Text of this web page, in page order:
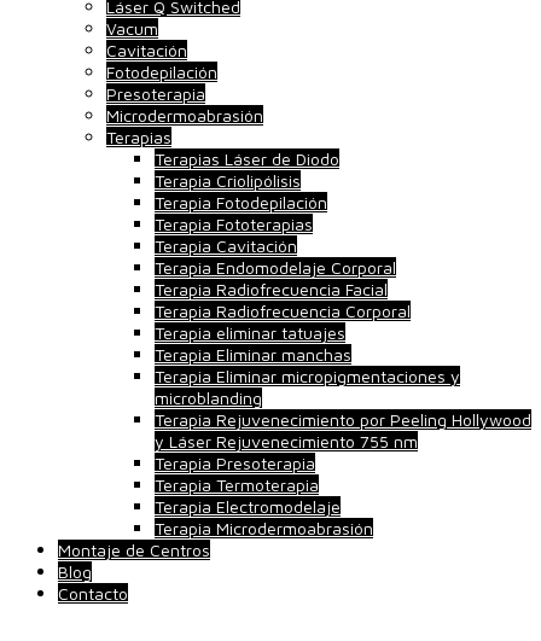
Láser Q Switched
Vacum
Cavitación
Fotodepilación
Presoterapia
Microdermoabrasión
Terapias
Terapias Láser de Diodo
Terapia Criolipólisis
Terapia Fotodepilación
Terapia Fototerapias
Terapia Cavitación
Terapia Endomodelaje Corporal
Terapia Radiofrecuencia Facial
Terapia Radiofrecuencia Corporal
Terapia eliminar tatuajes
Terapia Eliminar manchas
Terapia Eliminar micropigmentaciones y
microblanding
Terapia Rejuvenecimiento por Peeling Hollywood
y Láser Rejuvenecimiento 755 nm
Terapia Presoterapia
Terapia Termoterapia
Terapia Electromodelaje
Terapia Microdermoabrasión
Montaje de Centros
Blog
Contacto